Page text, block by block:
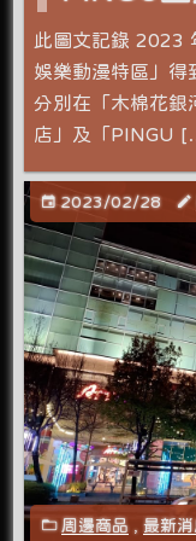
此圖文記錄 2023
娛樂動漫特區」得
分別在「木棉花銀
店」及「PINGU
2023/02/28
周邊商品 ,最新消